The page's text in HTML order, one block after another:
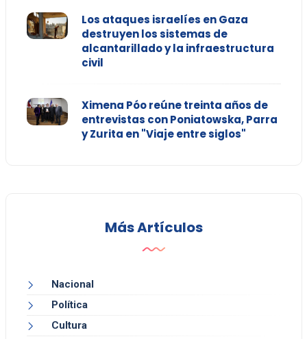
Los ataques israelíes en Gaza
destruyen los sistemas de
alcantarillado y la infraestructura
civil
Ximena Póo reúne treinta años de
entrevistas con Poniatowska, Parra
y Zurita en "Viaje entre siglos"
Más Artículos
Nacional
Política
Cultura